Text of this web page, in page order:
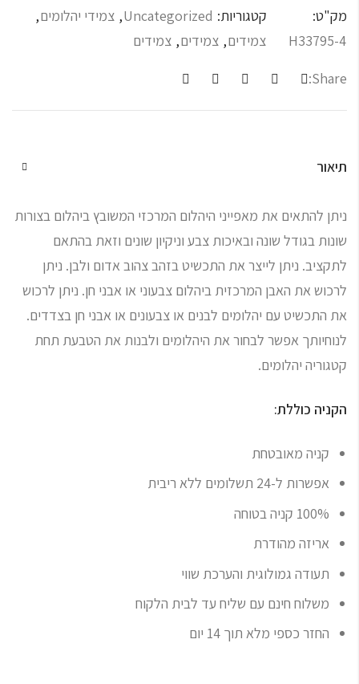
מק"ט:
H33795-4
קטגוריות: Uncategorized
, צמידי יהלומים,
צמידים, צמידים, צמידים
Share:
תיאור
ניתן להתאים את מאפייני היהלום המרכזי המשובץ ביהלום בצורות
שונות בגודל שונה ובאיכות צבע וניקיון שונים וזאת בהתאם
לתקציב. ניתן לייצר את התכשיט בזהב צהוב אדום ולבן. ניתן
לרכוש את האבן המרכזית ביהלום צבעוני או אבני חן. ניתן לרכוש
את התכשיט עם יהלומים לבנים או צבעונים או אבני חן בצדדים.
לנוחיותך אפשר לבחור את היהלומים ולבנות את הטבעת תחת
קטגוריה יהלומים.
הקניה כוללת:
קניה מאובטחת
אפשרות ל-24 תשלומים ללא ריבית
100% קניה בטוחה
אריזה מהודרת
תעודה גמולוגית והערכת שווי
משלוח חינם עם שליח עד לבית הלקוח
החזר כספי מלא תוך 14 יום